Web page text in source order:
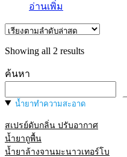
อ่านเพิ่ม
Showing all 2 resultsSorted
ค้นหา
น้ำยาทำความสะอาด
สเปรย์ดับกลิ่น ปรับอากาศ
น้ำยาถูพื้น
น้ำยาล้างจานมะนาวเทอร์โบ